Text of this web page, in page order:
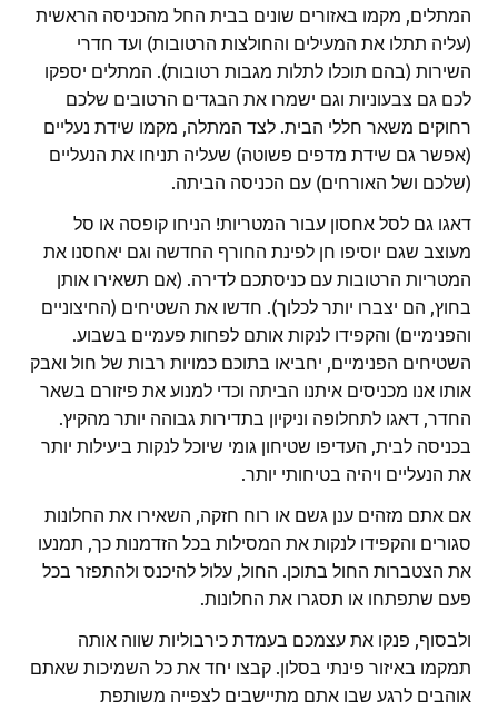
המתלים, מקמו באזורים שונים בבית החל מהכניסה הראשית
(עליה תתלו את המעילים והחולצות הרטובות) ועד חדרי
השירות (בהם תוכלו לתלות מגבות רטובות). המתלים יספקו
לכם גם צבעוניות וגם ישמרו את הבגדים הרטובים שלכם
רחוקים משאר חללי הבית. לצד המתלה, מקמו שידת נעליים
(אפשר גם שידת מדפים פשוטה) שעליה תניחו את הנעליים
(שלכם ושל האורחים) עם הכניסה הביתה.
דאגו גם לסל אחסון עבור המטריות! הניחו קופסה או סל
מעוצב שגם יוסיפו חן לפינת החורף החדשה וגם יאחסנו את
המטריות הרטובות עם כניסתכם לדירה. (אם תשאירו אותן
בחוץ, הם יצברו יותר לכלוך). חדשו את השטיחים (החיצוניים
והפנימיים) והקפידו לנקות אותם לפחות פעמיים בשבוע.
השטיחים הפנימיים, יחביאו בתוכם כמויות רבות של חול ואבק
אותו אנו מכניסים איתנו הביתה וכדי למנוע את פיזורם בשאר
החדר, דאגו לתחלופה וניקיון בתדירות גבוהה יותר מהקיץ.
בכניסה לבית, העדיפו שטיחון גומי שיוכל לנקות ביעילות יותר
את הנעליים ויהיה בטיחותי יותר.
אם אתם מזהים ענן גשם או רוח חזקה, השאירו את החלונות
סגורים והקפידו לנקות את המסילות בכל הזדמנות כך, תמנעו
את הצטברות החול בתוכן. החול, עלול להיכנס ולהתפזר בכל
פעם שתפתחו או תסגרו את החלונות.
ולבסוף, פנקו את עצמכם בעמדת כירבוליות שווה אותה
תמקמו באיזור פינתי בסלון. קבצו יחד את כל השמיכות שאתם
אוהבים לרגע שבו אתם מתיישבים לצפייה משותפת